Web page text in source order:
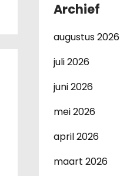
Archief
augustus 2026
juli 2026
juni 2026
mei 2026
april 2026
maart 2026